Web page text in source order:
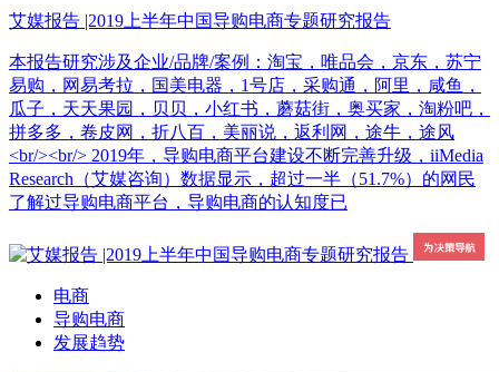
艾媒报告 |2019上半年中国导购电商专题研究报告
本报告研究涉及企业/品牌/案例：淘宝，唯品会，京东，苏宁
易购，网易考拉，国美电器，1号店，采购通，阿里，咸鱼，
瓜子，天天果园，贝贝，小红书，蘑菇街，奥买家，淘粉吧，
拼多多，卷皮网，折八百，美丽说，返利网，途牛，途风
<br/><br/> 2019年，导购电商平台建设不断完善升级，iiMedia
Research（艾媒咨询）数据显示，超过一半（51.7%）的网民
了解过导购电商平台，导购电商的认知度已
电商
导购电商
发展趋势